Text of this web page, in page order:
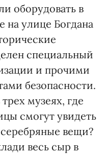
оборудовать в
на улице Богдана
специальный
и прочими
безопасности.
музеях, где
смогут увидеть
вещи?
весь сыр в